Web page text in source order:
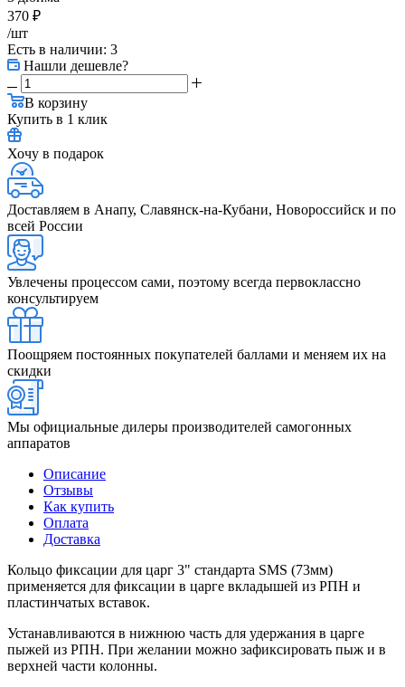
370 ₽
/шт
Есть в наличии: 3
Нашли дешевле?
В корзину
Купить в 1 клик
Хочу в подарок
Доставляем в Анапу, Славянск-на-Кубани, Новороссийск и по
всей России
Увлечены процессом сами, поэтому всегда первоклассно
консультируем
Поощряем постоянных покупателей баллами и меняем их на
скидки
Мы официальные дилеры производителей самогонных
аппаратов
Описание
Отзывы
Как купить
Оплата
Доставка
Кольцо фиксации для царг 3" стандарта SMS (73мм)
применяется для фиксации в царге вкладышей из РПН и
пластинчатых вставок.
Устанавливаются в нижнюю часть для удержания в царге
пыжей из РПН. При желании можно зафиксировать пыж и в
верхней части колонны.